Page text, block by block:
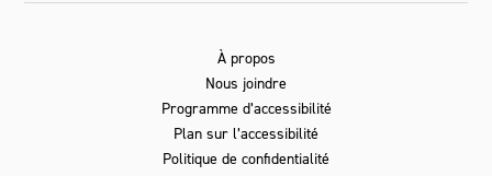
À propos
Nous joindre
Programme d’accessibilité
Plan sur l’accessibilité
Politique de confidentialité